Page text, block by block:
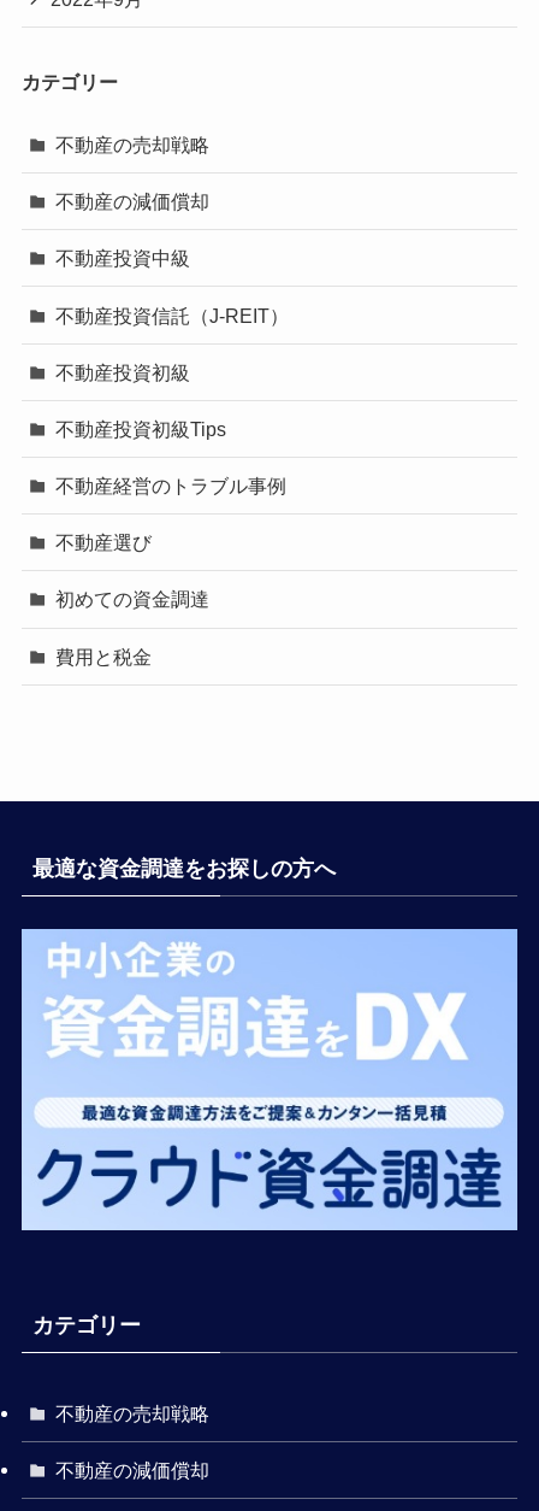
カテゴリー
不動産の売却戦略
不動産の減価償却
不動産投資中級
不動産投資信託（J-REIT）
不動産投資初級
不動産投資初級Tips
不動産経営のトラブル事例
不動産選び
初めての資金調達
費用と税金
最適な資金調達をお探しの方へ
カテゴリー
不動産の売却戦略
不動産の減価償却